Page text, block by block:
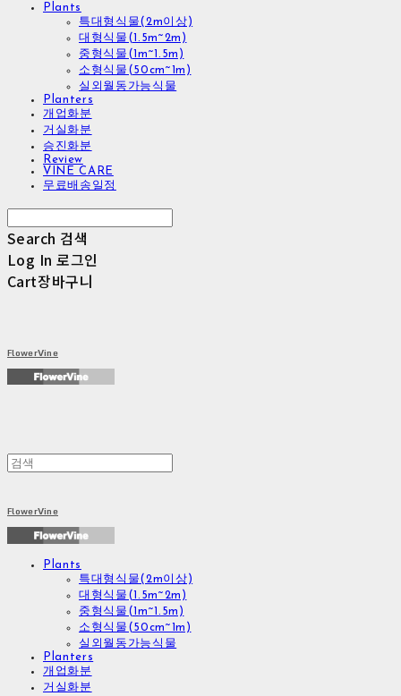
Plants
특대형식물(2m이상)
대형식물(1.5m~2m)
중형식물(1m~1.5m)
소형식물(50cm~1m)
실외월동가능식물
Planters
개업화분
거실화분
승진화분
Review
VINE CARE
무료배송일정
Search 검색
Log In 로그인
Cart장바구니
FlowerVine
FlowerVine
Plants
특대형식물(2m이상)
대형식물(1.5m~2m)
중형식물(1m~1.5m)
소형식물(50cm~1m)
실외월동가능식물
Planters
개업화분
거실화분